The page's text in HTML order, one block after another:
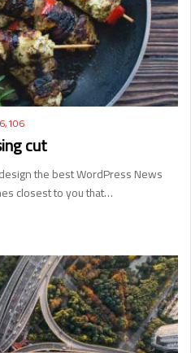
6,106
cut
the best WordPress News
closest to you that…